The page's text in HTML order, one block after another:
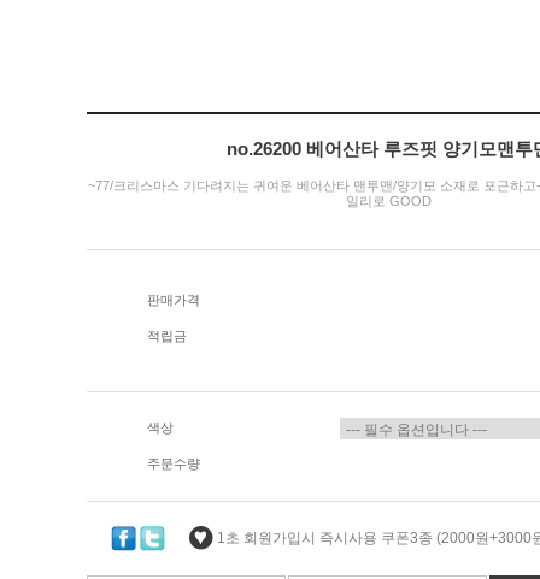
no.26200 베어산타 루즈핏 양기모맨투
~77/크리스마스 기다려지는 귀여운 베어산타 맨투맨/양기모 소재로 포근하고
일리로 GOOD
판매가격
적립금
색상
주문수량
1초 회원가입시 즉시사용 쿠폰3종 (2000원+3000